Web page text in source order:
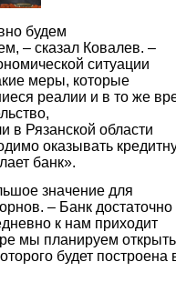
будем
– сказал Ковалев. –
ситуации
меры, которые
реалии и в то же
в Рязанской области
оказывать
банк».
значение для
– Банк достаточно
к нам приходит
мы планируем открыть
будет построена